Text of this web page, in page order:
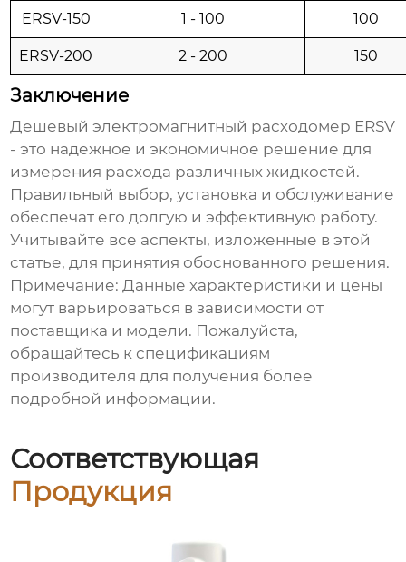
ERSV-150 1 - 100 100
ERSV-200 2 - 200 150
Заключение
Дешевый электромагнитный расходомер ERSV
- это надежное и экономичное решение для
измерения расхода различных жидкостей.
Правильный выбор, установка и обслуживание
обеспечат его долгую и эффективную работу.
Учитывайте все аспекты, изложенные в этой
статье, для принятия обоснованного решения.
Примечание: Данные характеристики и цены
могут варьироваться в зависимости от
поставщика и модели. Пожалуйста,
обращайтесь к спецификациям
производителя для получения более
подробной информации.
Соответствующая
Продукция